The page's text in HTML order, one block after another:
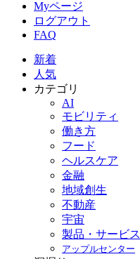
Myページ
ログアウト
FAQ
新着
人気
カテゴリ
AI
モビリティ
働き方
フード
ヘルスケア
金融
地域創生
不動産
宇宙
製品・サービス
アップルセンター